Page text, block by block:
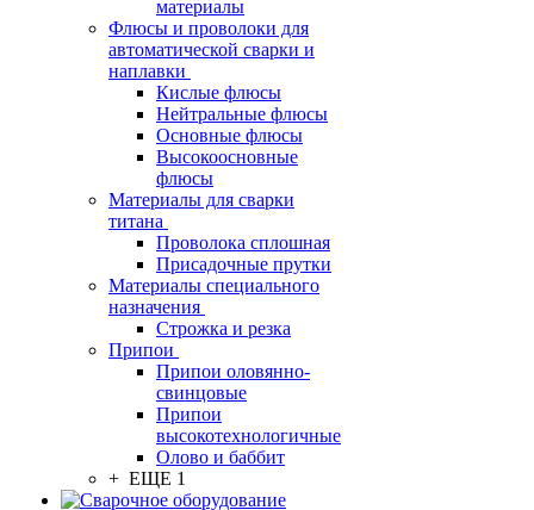
материалы
Флюсы и проволоки для
автоматической сварки и
наплавки
Кислые флюсы
Нейтральные флюсы
Основные флюсы
Высокоосновные
флюсы
Материалы для сварки
титана
Проволока сплошная
Присадочные прутки
Материалы специального
назначения
Строжка и резка
Припои
Припои оловянно-
свинцовые
Припои
высокотехнологичные
Олово и баббит
+ ЕЩЕ 1